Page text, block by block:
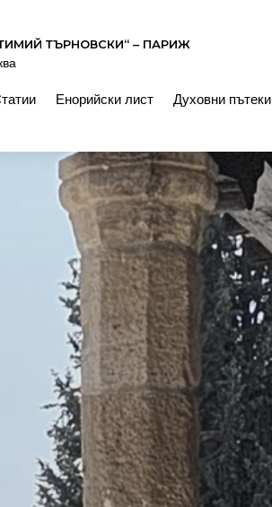
ТЪРНОВСКИ“ – ПАРИЖ
Енорийски лист Духовни пътеки